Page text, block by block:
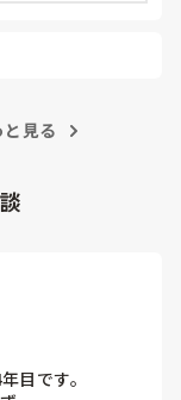
本があるものを
と見る
目です。